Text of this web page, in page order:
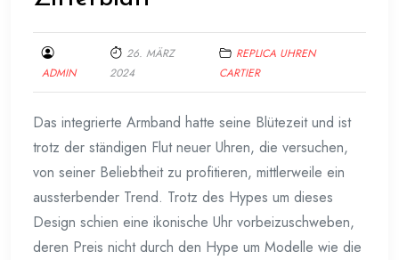
ADMIN
26. MÄRZ
2024
REPLICA UHREN
CARTIER
Das integrierte Armband hatte seine Blütezeit und ist
trotz der ständigen Flut neuer Uhren, die versuchen,
von seiner Beliebtheit zu profitieren, mittlerweile ein
aussterbender Trend. Trotz des Hypes um dieses
Design schien eine ikonische Uhr vorbeizuschweben,
deren Preis nicht durch den Hype um Modelle wie die